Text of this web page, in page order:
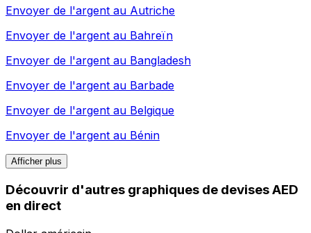
Envoyer de l'argent au Autriche
Envoyer de l'argent au Bahreïn
Envoyer de l'argent au Bangladesh
Envoyer de l'argent au Barbade
Envoyer de l'argent au Belgique
Envoyer de l'argent au Bénin
Afficher plus
Découvrir d'autres graphiques de devises AED
en direct